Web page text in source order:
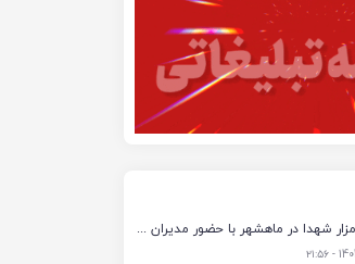
غبارروبی مزار شهدا در ماهشهر با حضور مدیران پتروشیمی اروند و مسئولان شهری